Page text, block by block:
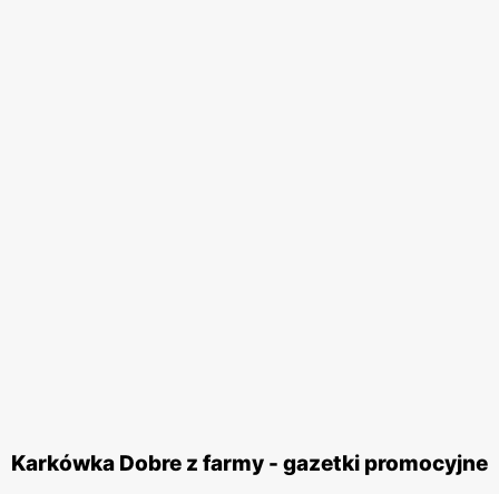
Karkówka Dobre z farmy - gazetki promocyjne